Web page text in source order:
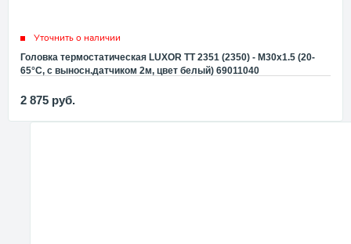
Уточнить о наличии
Головка термостатическая LUXOR TT 2351 (2350) - M30x1.5 (20-
65°C, с выносн.датчиком 2м, цвет белый) 69011040
2 875 руб.